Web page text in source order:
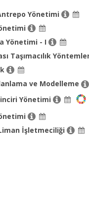
Yönetimi
Yönetimi - I
Taşımacılık
ve Modelleme
Yönetimi
İşletmeciliği